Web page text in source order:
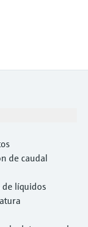
de caudal
líquidos